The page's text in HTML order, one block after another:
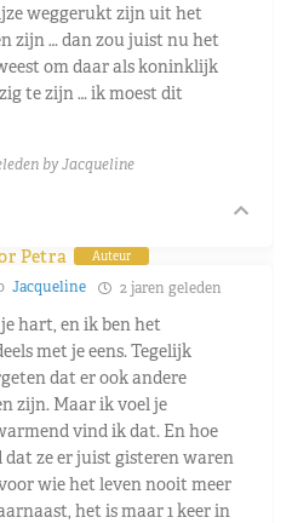
weggerukt zijn uit het
zijn … dan zou juist nu het
om daar als koninklijk
te zijn … ik moest dit
by Jacqueline
Petra Auteur
Jacqueline 2 jaren geleden
hart, en ik ben het
met je eens. Tegelijk
dat er ook andere
zijn. Maar ik voel je
vind ik dat. En hoe
dat ze er juist gisteren waren
wie het leven nooit meer
het is maar 1 keer in